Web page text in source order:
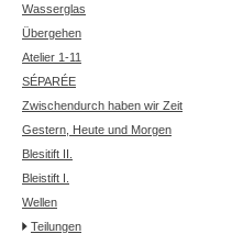
Wasserglas
Übergehen
Atelier 1-11
SÉPARÉE
Zwischendurch haben wir Zeit
Gestern, Heute und Morgen
Blesitift II.
Bleistift I.
Wellen
Teilungen